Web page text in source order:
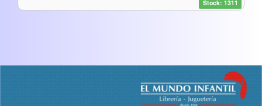
Stock: 1311